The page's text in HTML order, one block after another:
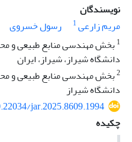
نویسندگان
مریم زارعی1 رسول خسروی
1بخش مهندسی منابع طبیعی و
دانشگاه شیراز، شیراز، ایران
2بخش مهندسی منابع طبیعی و
دانشگاه شیراز
jar.2025.8609.1994
چکیده